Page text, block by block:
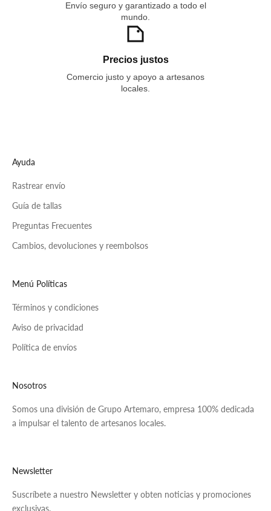
Envío seguro y garantizado a todo el
mundo.
Precios justos
Comercio justo y apoyo a artesanos
locales.
Ayuda
Rastrear envío
Guía de tallas
Preguntas Frecuentes
Cambios, devoluciones y reembolsos
Menú Políticas
Términos y condiciones
Aviso de privacidad
Política de envíos
Nosotros
Somos una división de Grupo Artemaro, empresa 100% dedicada
a impulsar el talento de artesanos locales.
Newsletter
Suscríbete a nuestro Newsletter y obten noticias y promociones
exclusivas.